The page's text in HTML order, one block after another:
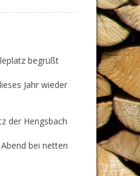
begrüßt
Jahr wieder
der Hengsbach
bei netten